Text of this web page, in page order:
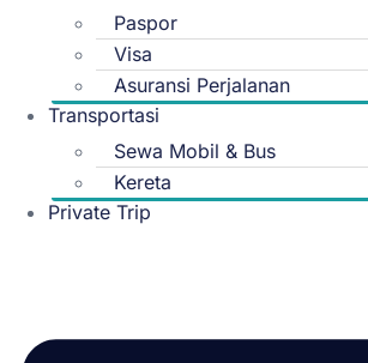
Paspor
Visa
Asuransi Perjalanan
Transportasi
Sewa Mobil & Bus
Kereta
Private Trip